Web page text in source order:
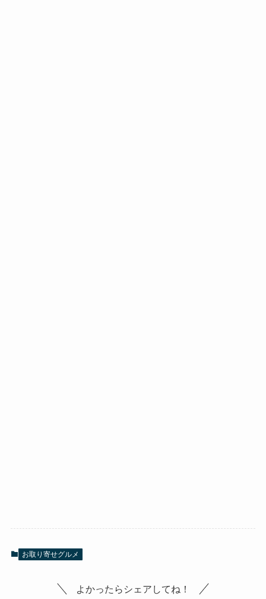
お取り寄せグルメ
よかったらシェアしてね！